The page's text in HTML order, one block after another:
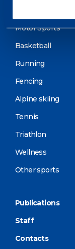
Motor Sports
Basketball
Running
Fencing
Alpine skiing
Tennis
Triathlon
Wellness
Other sports
Publications
Staff
Contacts